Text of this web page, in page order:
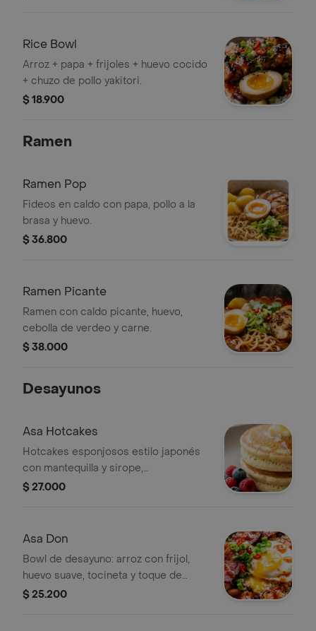
Rice Bowl
Arroz + papa + frijoles + huevo cocido
+ chuzo de pollo yakitori.
$ 18.900
Ramen
Ramen Pop
Fideos en caldo con papa, pollo a la
brasa y huevo.
$ 36.800
Ramen Picante
Ramen con caldo picante, huevo,
cebolla de verdeo y carne.
$ 38.000
Desayunos
Asa Hotcakes
Hotcakes esponjosos estilo japonés
con mantequilla y sirope,
acompañados de frutas frescas.
$ 27.000
Asa Don
Bowl de desayuno: arroz con frijol,
huevo suave, tocineta y toque de
Relleno. El arranque del dia.
$ 25.200